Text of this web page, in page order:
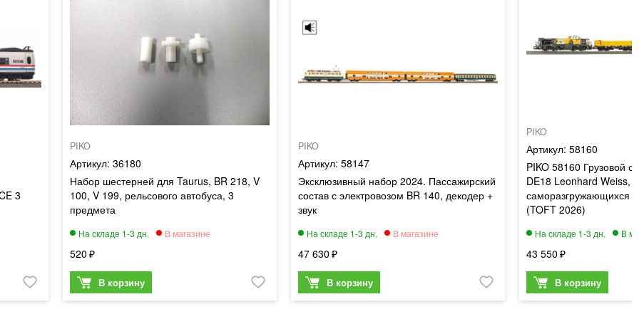
3
PIKO
36180
Набор шестерней для Taurus, BR 218, V
100, V 199, рельсового автобуса, 3
предмета
520
PIKO
58147
Эксклюзивный набор 2024. Пассажирский
состав с электровозом BR 140, декодер +
звук
47 630
PIKO
58160
PIKO 58160 Грузовой
DE18 Leonhard Weiss,
саморазгружающихся
(TOFT 2026)
43 550